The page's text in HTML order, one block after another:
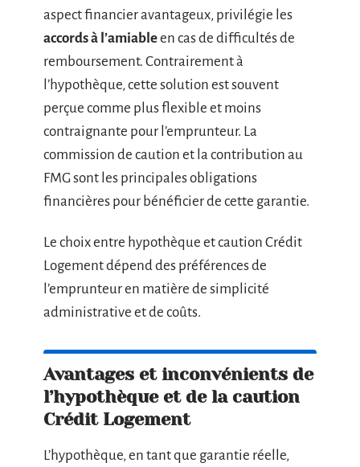
aspect financier avantageux, privilégie les
accords à l’amiableen cas de difficultés de
remboursement. Contrairement à
l’hypothèque, cette solution est souvent
perçue comme plus flexible et moins
contraignante pour l’emprunteur. La
commission de caution et la contribution au
FMG sont les principales obligations
financières pour bénéficier de cette garantie.
Le choix entre hypothèque et caution Crédit
Logement dépend des préférences de
l’emprunteur en matière de simplicité
administrative et de coûts.
Avantages et inconvénients de
l’hypothèque et de la caution
Crédit Logement
L’hypothèque, en tant que garantie réelle,